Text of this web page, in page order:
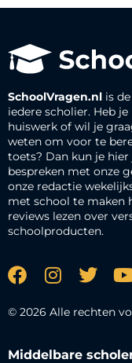
SchoolVragen.nl is
iedere scholier. Heb
huiswerk of wil je
weten om voor te
toets? Dan kun je
bespreken met onze
onze redactie
met school te maken
reviews lezen over
schoolproducten.
© 2026 Alle rechten
Middelbare